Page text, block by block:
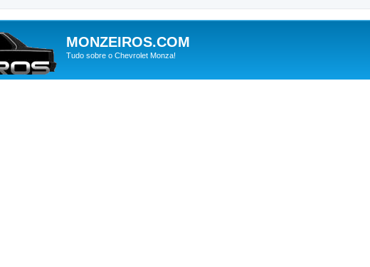
MONZEIROS.COM
Tudo sobre o Chevrolet Monza!